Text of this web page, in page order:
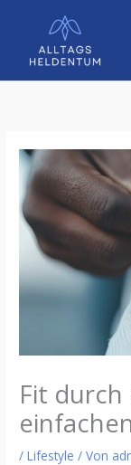
springen
Fit durch
/Lifestyle / Von